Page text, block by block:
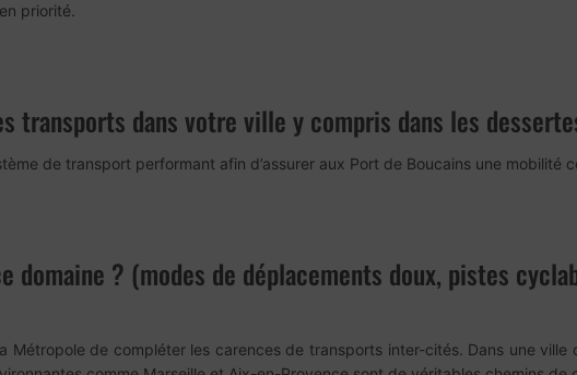
priorité.
transports dans votre ville y compris dans les
de transport performant afin d’assurer aux Port de Boucains une mobilité
domaine ? (modes de déplacements doux, pistes
Métropole de compléter les carences de transports inter-cités. Dans une